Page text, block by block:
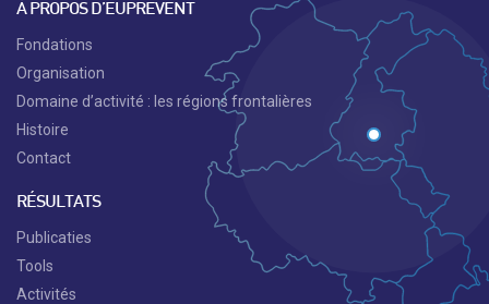
À PROPOS D’EUPREVENT
Fondations
Organisation
Domaine d’activité : les régions frontalières
Histoire
Contact
RÉSULTATS
Publicaties
Tools
Activités